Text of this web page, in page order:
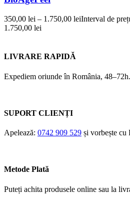
350,00 lei – 1.750,00 leiInterval de
1.750,00 lei
LIVRARE RAPIDĂ
Expediem oriunde în România, 48–72h.
SUPORT CLIENȚI
Apelează: 0742 909 529 și vorbește cu
Metode Plată
Puteți achita produsele online sau la